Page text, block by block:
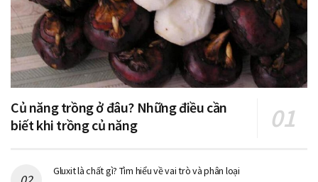
Củ năng trồng ở đâu? Những điều cần
biết khi trồng củ năng
Gluxit là chất gì? Tìm hiểu về vai trò và phân loại